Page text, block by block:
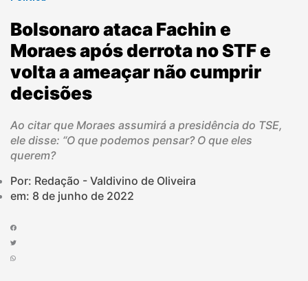
Bolsonaro ataca Fachin e
Moraes após derrota no STF e
volta a ameaçar não cumprir
decisões
Ao citar que Moraes assumirá a presidência do TSE,
ele disse: “O que podemos pensar? O que eles
querem?
Por: Redação - Valdivino de Oliveira
em: 8 de junho de 2022